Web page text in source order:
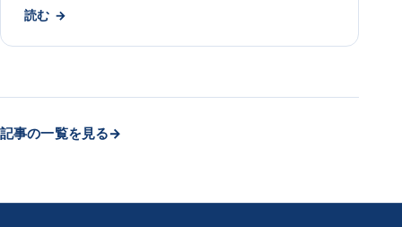
読む
記事の一覧を見る